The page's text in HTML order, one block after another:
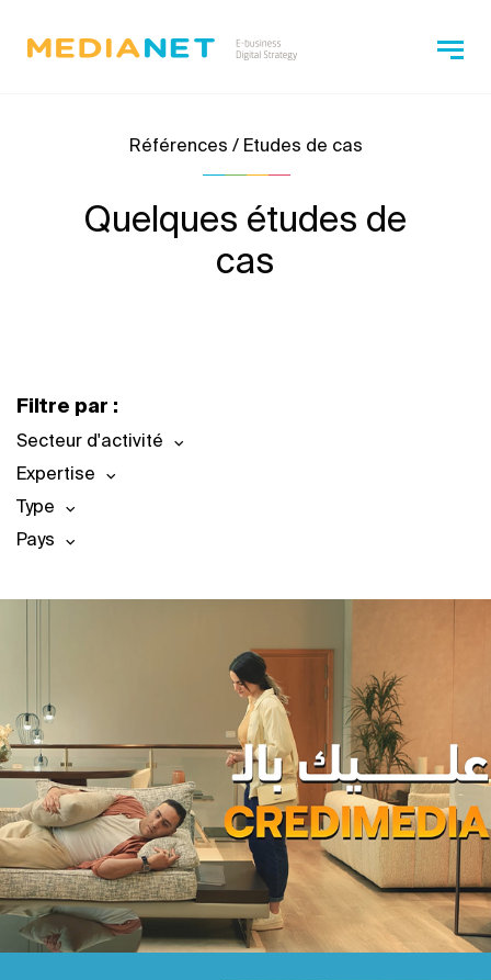
Références / Etudes de cas
Quelques études de
cas
Filtre par :
Secteur d'activité
Expertise
Type
Pays